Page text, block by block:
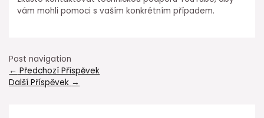
vám mohli pomoci s vaším konkrétním případem.
Post navigation
← Předchozí Příspěvek
Další Příspěvek →